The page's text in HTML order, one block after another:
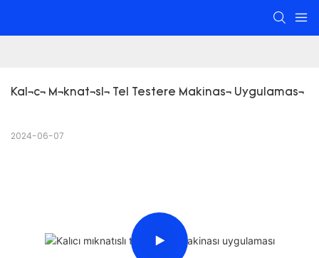
Kalıcı Mıknatıslı Tel Testere Makinası Uygulaması
2024-06-07